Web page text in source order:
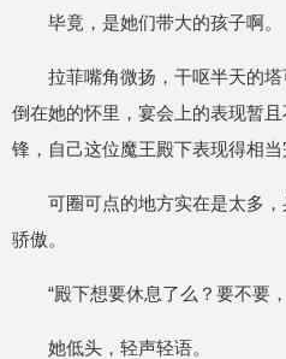
毕竟，是她们带大的孩子啊。
拉菲嘴角微扬，干呕半天的
倒在她的怀里，宴会上的表现暂
锋，自己这位魔王殿下表现得相当
可圈可点的地方实在是太多
骄傲。
“殿下想要休息了么？要不要
她低头，轻声轻语。